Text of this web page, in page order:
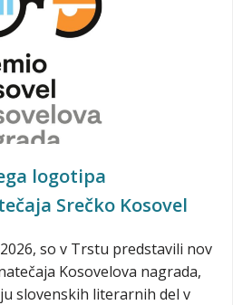
logotipa
Srečko Kosovel
so v Trstu predstavili nov
Kosovelova nagrada,
slovenskih literarnih del v